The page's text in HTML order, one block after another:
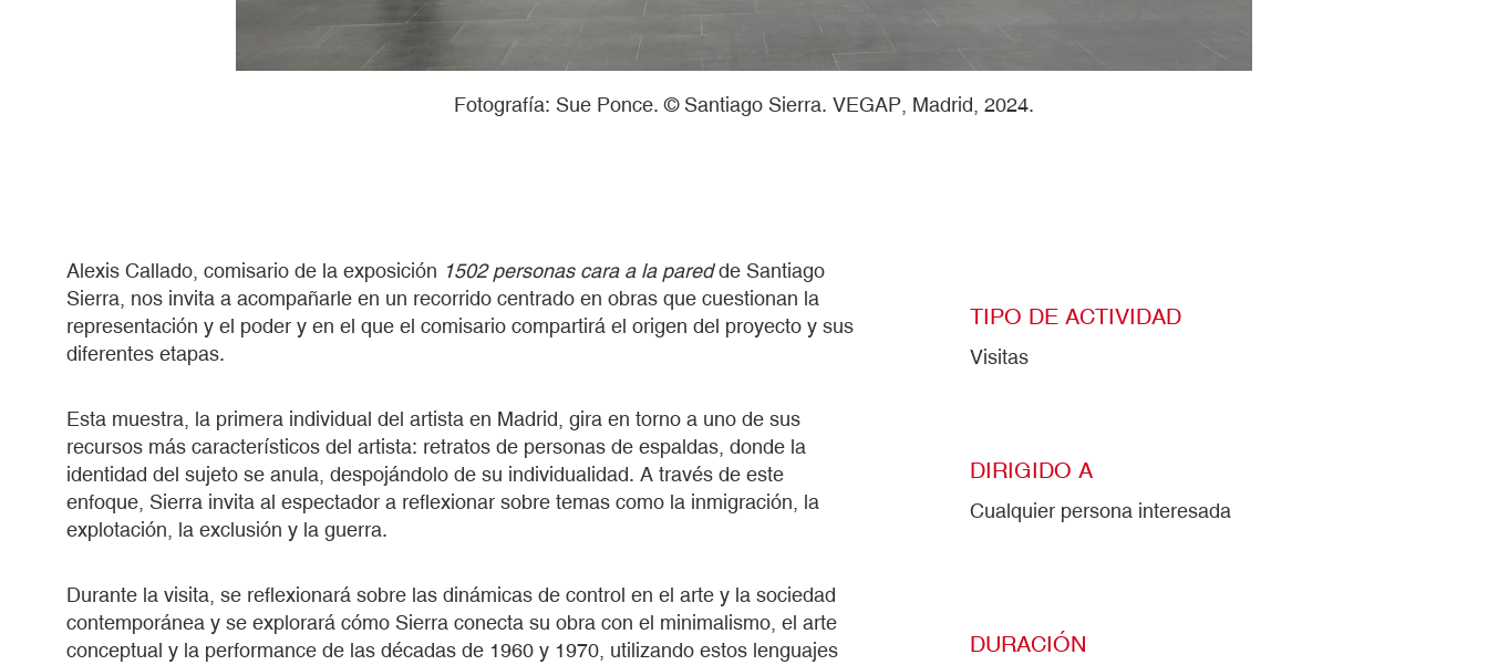
Fotografía: Sue Ponce. © Santiago Sierra. VEGAP, Madrid, 2024.
Alexis Callado, comisario de la exposición 1502 personas cara a la paredde Santiago
Sierra, nos invita a acompañarle en un recorrido centrado en obras que cuestionan la
representación y el poder y en el que el comisario compartirá el origen del proyecto y sus
diferentes etapas.
Esta muestra, la primera individual del artista en Madrid, gira en torno a uno de sus
recursos más característicos del artista: retratos de personas de espaldas, donde la
identidad del sujeto se anula, despojándolo de su individualidad. A través de este
enfoque, Sierra invita al espectador a reflexionar sobre temas como la inmigración, la
explotación, la exclusión y la guerra.
Durante la visita, se reflexionará sobre las dinámicas de control en el arte y la sociedad
contemporánea y se explorará cómo Sierra conecta su obra con el minimalismo, el arte
conceptual y la performance de las décadas de 1960 y 1970, utilizando estos lenguajes
TIPO DE ACTIVIDAD
Visitas
DIRIGIDO A
Cualquier persona interesada
DURACIÓN